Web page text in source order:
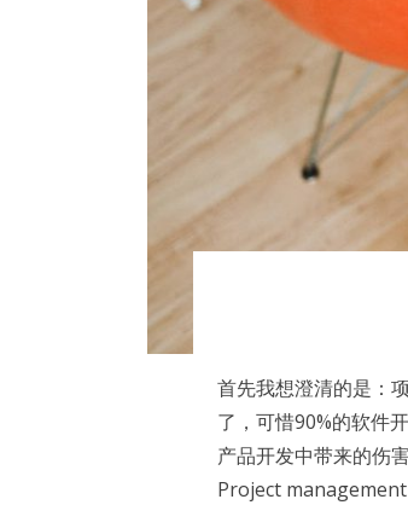
首先我想澄清的是：
了，可惜90%的软件
产品开发中带来的伤
Project